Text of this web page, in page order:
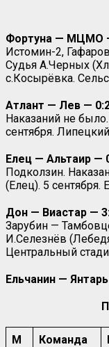
Фортуна — МЦМО
Истомин-2,
Судья А.Черных
с.Косырёвка.
Атлант — Лев —
Наказаний не
сентября.
Елец — Альтаир —
Подколзин.
(Елец). 5 сентября.
Дон — Виастар —
Зарубин —
И.Селезнёв
Центральный
Ельчанин —
М Команда